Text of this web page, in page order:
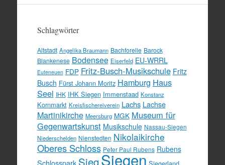
Schlagwörter
Altstadt Angelika Braumann Bachforelle Barock
Blankenese Bodensee Eiserfeld EU-WRRL
Euteneuen FDP Fritz-Busch-Musikschule Fritz
Busch Fürst Johann Moritz Hamburg Haus
Seel IHK IHK Siegen Immenstaad Konstanz
Kornmarkt Kreisfischereiverein Lachs Lachse
Martinikirche Meersburg MGK Museum für
Gegenwartskunst Musikschule Nassau-Siegen
Niederschelden Nienstedten Nikolaikirche
Oberes Schloss Peter Paul Rubens Rubens
Schlosspark SiegSiegen